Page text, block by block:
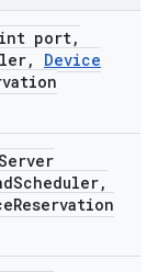
port,
,
Device
Scheduler,
Reservation